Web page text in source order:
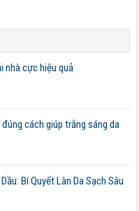
nhà cực hiệu quả
cách giúp trắng sáng da
Bí Quyết Làn Da Sạch Sâu